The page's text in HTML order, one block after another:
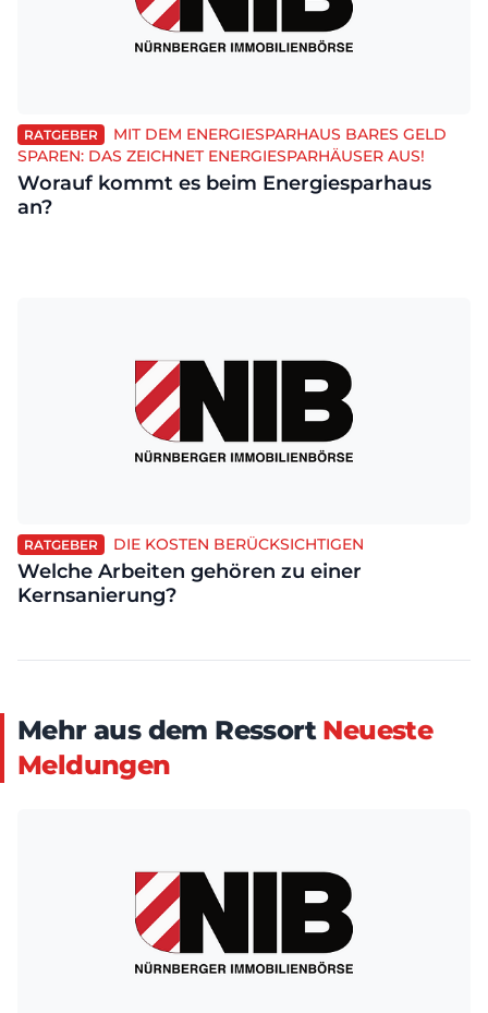
RATGEBER
MIT DEM ENERGIESPARHAUS BARES GELD
SPAREN: DAS ZEICHNET ENERGIESPARHÄUSER AUS!
Worauf kommt es beim Energiesparhaus
an?
RATGEBER DIE KOSTEN BERÜCKSICHTIGEN
Welche Arbeiten gehören zu einer
Kernsanierung?
Mehr aus dem Ressort Neueste
Meldungen